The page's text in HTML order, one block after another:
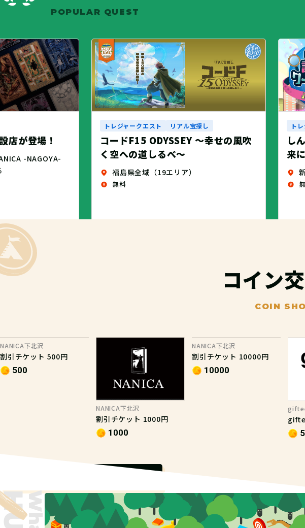
POPULAR QUEST
店が登場！
-NAGOYA-
トレジャークエスト リアル宝探し
コードF15 ODYSSEY ～幸せの風吹
く空への道しるべ～
福島県全域（19エリア）
無料
ト
し
来
コイン
COIN
NANICA下北沢
割引チケット 500円
500
NANICA下北沢
割引チケット 1000円
1000
NANICA下北沢
割引チケット 10000円
10000